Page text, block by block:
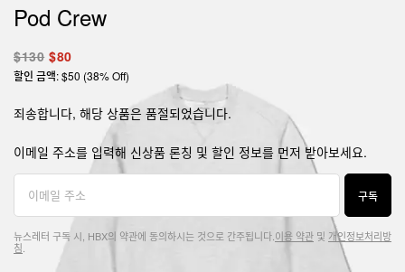
Pod Crew
$130 $80
할인 금액: $50 (38% Off)
죄송합니다, 해당 상품은 품절되었습니다.
이메일 주소를 입력해 신상품 론칭 및 할인 정보를 먼저 받아보세요.
구독
뉴스레터 구독 시, HBX의 약관에 동의하시는 것으로 간주됩니다. 이용 약관 및 개인정보처리방
침